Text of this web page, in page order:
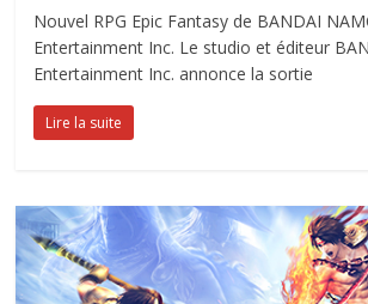
Nouvel RPG Epic Fantasy de BANDAI
Entertainment Inc. Le studio et éditeur
Entertainment Inc. annonce la sortie
Lire la suite